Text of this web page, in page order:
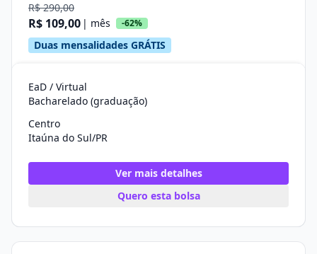
R$ 290,00
R$ 109,00 | mês -62%
Duas mensalidades GRÁTIS
EaD / Virtual
Bacharelado (graduação)
Centro
Itaúna do Sul/PR
Ver mais detalhes
Quero esta bolsa